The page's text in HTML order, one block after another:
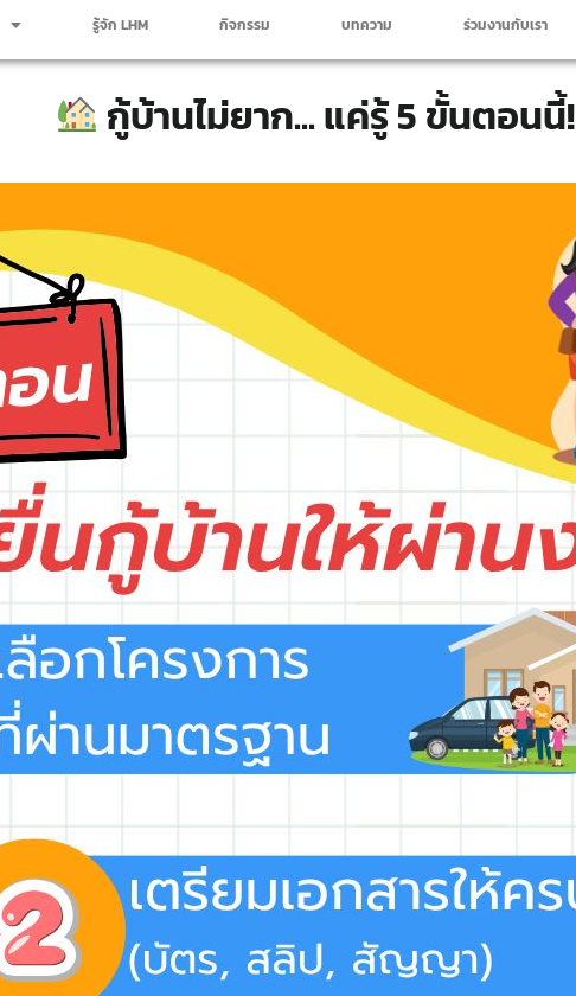
รู้จัก LHM กิจกรรม บทความ ร่วมงานกับเรา
กู้บ้านไม่ยาก... แค่รู้ 5 ขั้นตอนนี้!